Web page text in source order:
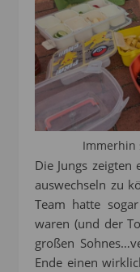
Immerhin
Die Jungs
auswechseln zu
Team hatte
waren (und der
großen
Ende einen